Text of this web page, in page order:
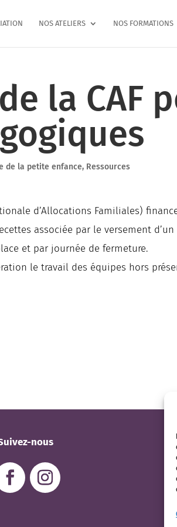
NOS ATELIERS NOS FORMATIONS
la CAF
de la petite enfance, Ressources
d’Allocations Familiales)
associée par le versement
et par journée de fermeture.
le travail des équipes hors
nous